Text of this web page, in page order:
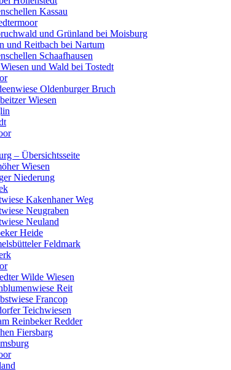
Kassau
und Grünland bei Moisburg
und Reitbach bei Nartum
Schaafhausen
und Wald bei Tostedt
Oldenburger Bruch
Wiesen
– Übersichtsseite
Wiesen
Niederung
Kakenhaner Weg
Neugraben
Neuland
Heide
Feldmark
Wilde Wiesen
Reit
Francop
Teichwiesen
Reinbeker Redder
Fiersbarg